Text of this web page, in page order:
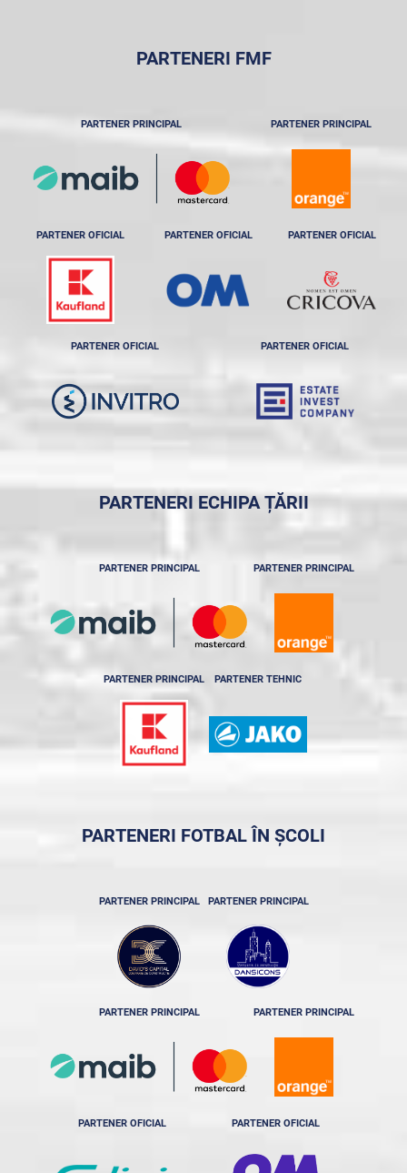
PARTENERI FMF
PARTENER PRINCIPAL PARTENER PRINCIPAL
PARTENER OFICIAL PARTENER OFICIAL PARTENER OFICIAL
PARTENER OFICIAL PARTENER OFICIAL
PARTENERI ECHIPA ȚĂRII
PARTENER PRINCIPAL PARTENER PRINCIPAL
PARTENER PRINCIPAL PARTENER TEHNIC
PARTENERI FOTBAL ÎN ȘCOLI
PARTENER PRINCIPAL PARTENER PRINCIPAL
PARTENER PRINCIPAL PARTENER PRINCIPAL
PARTENER OFICIAL PARTENER OFICIAL